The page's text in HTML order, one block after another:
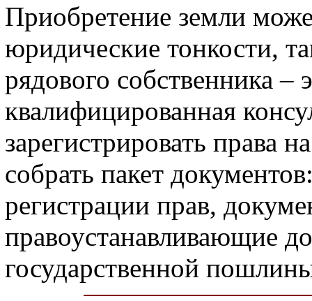
Приобретение земли
юридические тонкости,
рядового собственника –
квалифицированная
зарегистрировать права
собрать пакет
регистрации прав,
правоустанавливающие
государственной